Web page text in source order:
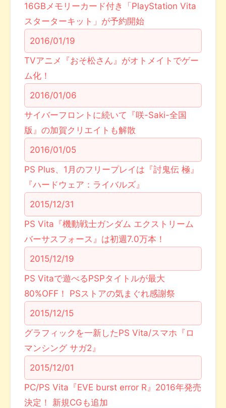
16GBメモリーカード付き「PlayStation Vita
スターターキット」が予約開始
2016/01/19
TVアニメ『おそ松さん』がオトメイトでゲー
ム化！
2016/01/06
サイバーフロントに続いて『咲-Saki-全国
版』の加賀クリエイトも解散
2016/01/05
PS Plus、1月のフリープレイは『討鬼伝 極』
『ハードウェア：ライバルズ』
2015/12/31
PS Vita『機動戦士ガンダム エクストリーム
バーサスフォース』は初週7.0万本！
2015/12/19
PS Vitaで遊べるPSPタイトルが最大
80%OFF！ PSストアの気まぐれ感謝祭
2015/12/15
グラフィックを一新したPS Vita/スマホ『ロ
マンシング サガ2』
2015/12/01
PC/PS Vita『EVE burst error R』2016年発売
決定！ 新規CGも追加